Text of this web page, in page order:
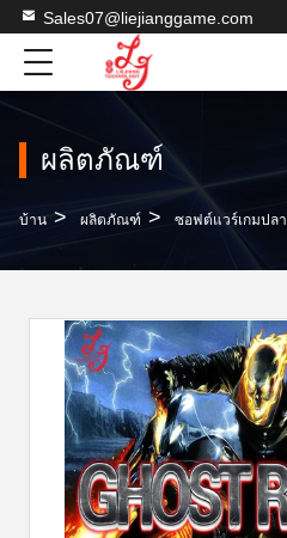
Sales07@liejianggame.com
ผลิตภัณฑ์
บ้าน > ผลิตภัณฑ์ > ซอฟต์แวร์เกมปลา